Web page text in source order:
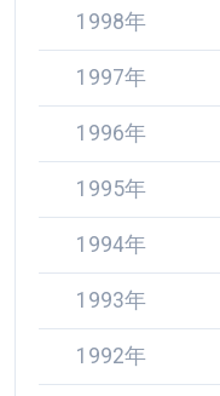
1998年
1997年
1996年
1995年
1994年
1993年
1992年